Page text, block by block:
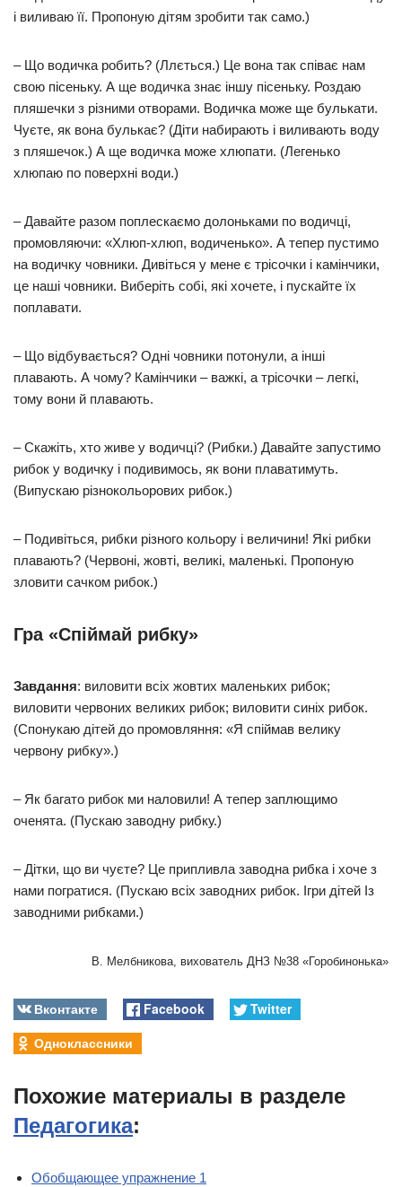
і виливаю її. Пропоную дітям зробити так само.)
– Що водичка робить? (Ллється.) Це вона так співає нам
свою пісеньку. А ще водичка знає іншу пісеньку. Роздаю
пляшечки з різними отворами. Водичка може ще булькати.
Чуєте, як вона булькає? (Діти набирають і виливають воду
з пляшечок.) А ще водичка може хлюпати. (Легенько
хлюпаю по поверхні води.)
– Давайте разом поплескаємо долоньками по водичці,
промовляючи: «Хлюп-хлюп, водиченько». А тепер пустимо
на водичку човники. Дивіться у мене є трісочки і камінчики,
це наші човники. Виберіть собі, які хочете, і пускайте їх
поплавати.
– Що відбувається? Одні човники потонули, а інші
плавають. А чому? Камінчики – важкі, а трісочки – легкі,
тому вони й плавають.
– Скажіть, хто живе у водичці? (Рибки.) Давайте запустимо
рибок у водичку і подивимось, як вони плаватимуть.
(Випускаю різнокольорових рибок.)
– Подивіться, рибки різного кольору і величини! Які рибки
плавають? (Червоні, жовті, великі, маленькі. Пропоную
зловити сачком рибок.)
Гра «Спіймай рибку»
Завдання: виловити всіх жовтих маленьких рибок;
виловити червоних великих рибок; виловити синіх рибок.
(Спонукаю дітей до промовляння: «Я спіймав велику
червону рибку».)
– Як багато рибок ми наловили! А тепер заплющимо
оченята. (Пускаю заводну рибку.)
– Дітки, що ви чуєте? Це припливла заводна рибка і хоче з
нами погратися. (Пускаю всіх заводних рибок. Ігри дітей Із
заводними рибками.)
В. Мелбникова, вихователь ДНЗ №38 «Горобинонька»
Вконтакте Facebook
Twitter
Одноклассники
Похожие материалы в разделе
Педагогика:
Обобщающее упражнение 1